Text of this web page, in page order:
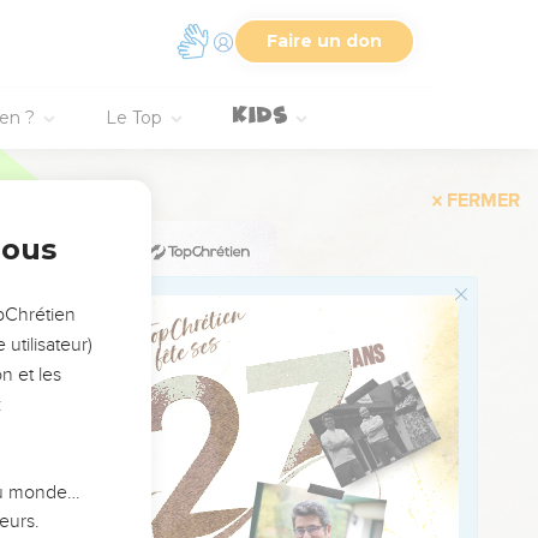
Faire un don
? Le Top
brûler l’offrande et
alliance avec la
plus de fils qui
je rendrai
service.
il les a
d’alliance avec la
à prendre l’un
leur
utilisateur)
et les
monde…